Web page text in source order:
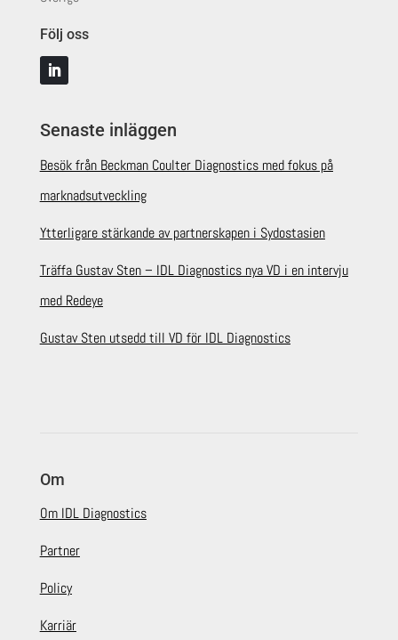
Följ oss
Senaste inläggen
Besök från Beckman Coulter Diagnostics med fokus på
marknadsutveckling
Ytterligare stärkande av partnerskapen i Sydostasien
Träffa Gustav Sten – IDL Diagnostics nya VD i en intervju
med Redeye
Gustav Sten utsedd till VD för IDL Diagnostics
Om
Om IDL Diagnostics
Partner
Policy
Karriär